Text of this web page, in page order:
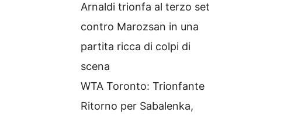
Arnaldi trionfa al terzo set
contro Marozsan in una
partita ricca di colpi di
scena
WTA Toronto: Trionfante
Ritorno per Sabalenka,